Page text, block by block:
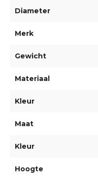
Diameter
Merk
Gewicht
Materiaal
Kleur
Maat
Kleur
Hoogte